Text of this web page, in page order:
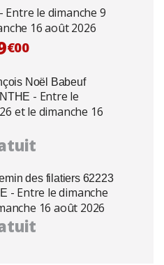
- Entre le dimanche 9
16 août 2026
€00
Noël Babeuf
- Entre le
et le dimanche 16
des filatiers 62223
- Entre le dimanche
16 août 2026